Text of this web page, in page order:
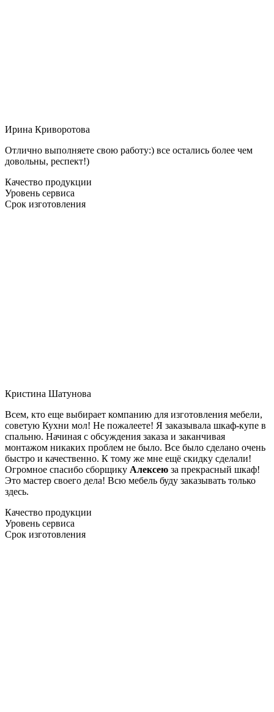
Ирина Криворотова
Отлично выполняете свою работу:) все остались более чем
довольны, респект!)
Качество продукции
Уровень сервиса
Срок изготовления
Кристина Шатунова
Всем, кто еще выбирает компанию для изготовления мебели,
советую Кухни мол! Не пожалеете! Я заказывала шкаф-купе в
спальню. Начиная с обсуждения заказа и заканчивая
монтажом никаких проблем не было. Все было сделано очень
быстро и качественно. К тому же мне ещё скидку сделали!
Огромное спасибо сборщику Алексею за прекрасный шкаф!
Это мастер своего дела! Всю мебель буду заказывать только
здесь.
Качество продукции
Уровень сервиса
Срок изготовления